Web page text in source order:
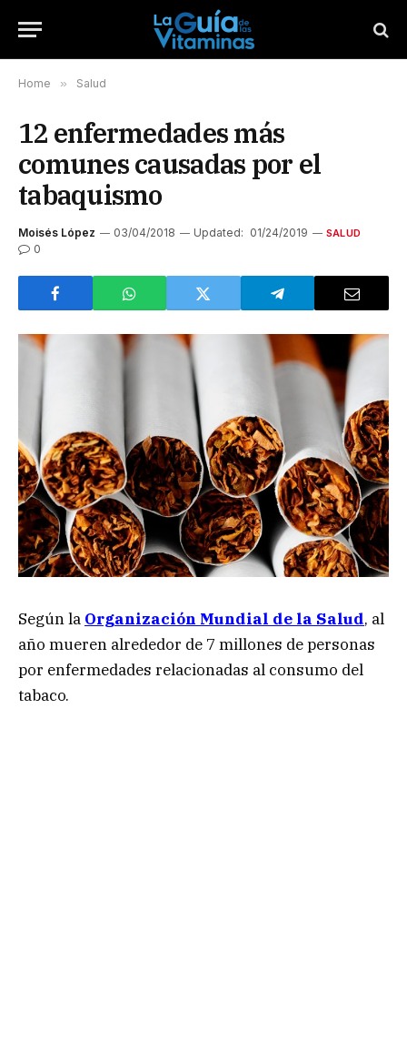
Home » Salud
12 enfermedades más
comunes causadas por el
tabaquismo
Moisés López 03/04/2018 Updated: 01/24/2019 SALUD
0
Según la Organización Mundial de la Salud, al
año mueren alrededor de 7 millones de personas
por enfermedades relacionadas al consumo del
tabaco.